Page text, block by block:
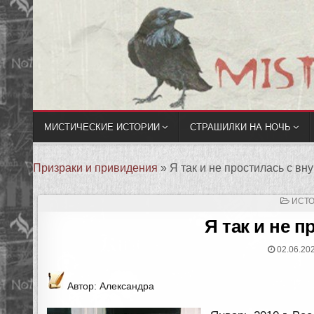
МИСТИЧЕСКИЕ ИСТОРИИ СТРАШИЛКИ НА НОЧЬ
Призраки и привидения » Я так и не простилась с
Я так и не
Автор: Александра